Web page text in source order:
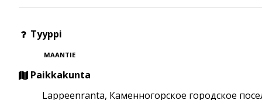
Tyyppi
MAANTIE
Paikkakunta
Lappeenranta, Каменногорское городское